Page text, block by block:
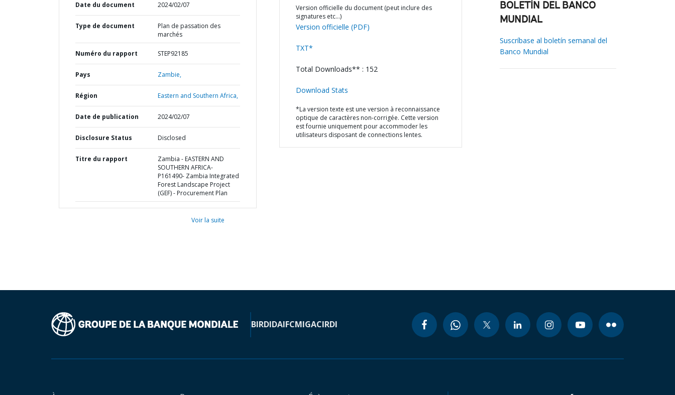
Date du document 2024/02/07
Type de document
Plan de passation des
marchés
Numéro du rapport STEP92185
Pays Zambie,
Région Eastern and Southern Africa,
Date de publication 2024/02/07
Disclosure Status Disclosed
Titre du rapport
Zambia - EASTERN AND
SOUTHERN AFRICA-
P161490- Zambia Integrated
Forest Landscape Project
(GEF) - Procurement Plan
Voir la suite
Version officielle du document (peut inclure des
signatures etc…)
Version officielle (PDF)
TXT*
Total Downloads** : 152
Download Stats
*La version texte est une version à reconnaissance
optique de caractères non-corrigée. Cette version
est fournie uniquement pour accommoder les
utilisateurs disposant de connections lentes.
BOLETÍN DEL BANCO
MUNDIAL
Suscríbase al boletín semanal del
Banco Mundial
BIRDIDAIFCMIGACIRDI